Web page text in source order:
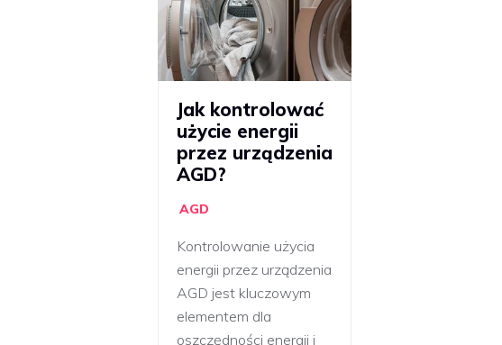
Jak kontrolować
użycie energii
przez urządzenia
AGD?
AGD
Kontrolowanie użycia
energii przez urządzenia
AGD jest kluczowym
elementem dla
oszczędności energii i